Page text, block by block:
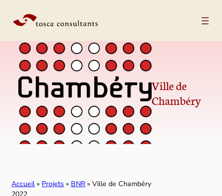
Ville de
Chambéry
Accueil » Projets » BNR »Ville de Chambéry